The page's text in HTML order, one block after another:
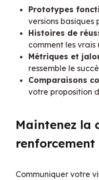
Prototypes
versions basiques
Histoires de
comment les
Métriques et
ressemble le
Comparaisons
votre proposition
Maintenez la
renforcement
Communiquer votre